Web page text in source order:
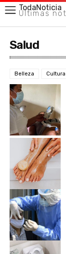
TodaNoticia
Últimas
Salud
Belleza Cultura